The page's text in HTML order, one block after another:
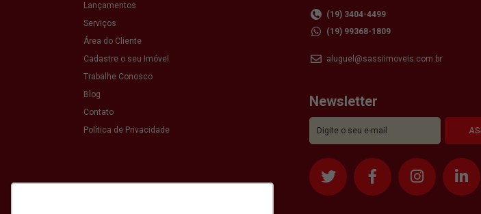
Lançamentos
Serviços
Área do Cliente
Cadastre o seu Imóvel
Trabalhe Conosco
Blog
Contato
Política de Privacidade
(19) 3404-4499
(19) 99368-1809
aluguel@sassiimoveis.com.br
Newsletter